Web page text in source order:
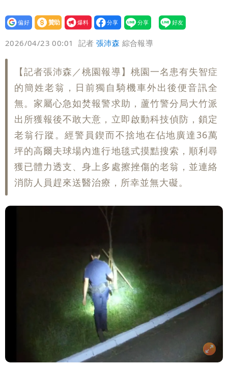
設為
贊助
我要
爆料
2026/04/23 00:01 記者張沛森 綜合報導
【記者張沛森／桃園報導】桃園一名患有失智症
的簡姓老翁，日前獨自騎機車外出後便音訊全
無。家屬心急如焚報警求助，蘆竹警分局大竹派
出所獲報後不敢大意，立即啟動科技偵防，鎖定
老翁行蹤。經警員鍥而不捨地在佔地廣達36萬
坪的高爾夫球場內進行地毯式摸黠搜索，順利尋
獲已體力透支、身上多處擦挫傷的老翁，並連絡
消防人員趕來送醫治療，所幸並無大礙。